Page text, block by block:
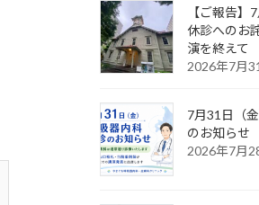
【ご報告】
休診へのお
演を終えて
2026年7月
7月31日（
のお知らせ
2026年7月